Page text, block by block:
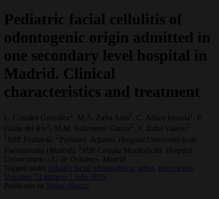
Pediatric facial cellulitis of
odontogenic origin admitted in
one secondary level hospital in
Madrid. Clinical
characteristics and treatment
L. Costales González 1 , M.Á. Zafra Anta , C. Alfaro Iznaola 1
, P.
Galán del Río
, M.M. Ballesteros García , V. Zafra Vallejo 3
1 MIR Pediatría. 2 Pediatra. Adjunto. Hospital Universitario de
Fuenlabrada (Madrid).
3 MIR Cirugía Maxilofacial. Hospital
Universitario «12 de Octubre». Madrid
Tagged under
celulitis facial odontogénica, niños,
infecciones,
Volumen 73 número 7 julio 2015
Publicado en
Notas clínicas